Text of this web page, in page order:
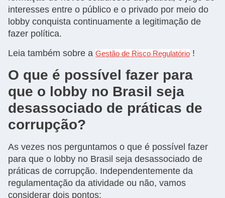
interesses entre o público e o privado por meio do
lobby conquista continuamente a legitimação de
fazer política.
Leia também sobre a Gestão de Risco Regulatório !
O que é possível fazer para
que o lobby no Brasil seja
desassociado de práticas de
corrupção?
As vezes nos perguntamos o que é possível fazer
para que o lobby no Brasil seja desassociado de
práticas de corrupção. Independentemente da
regulamentação da atividade ou não, vamos
considerar dois pontos: